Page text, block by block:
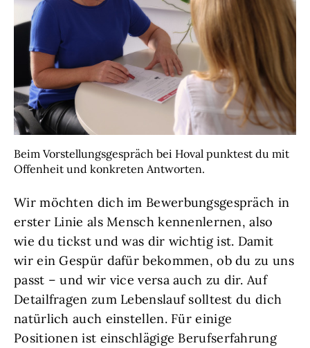
Beim Vorstellungsgespräch bei Hoval punktest du mit
Offenheit und konkreten Antworten.
Wir möchten dich im Bewerbungsgespräch in
erster Linie als Mensch kennenlernen, also
wie du tickst und was dir wichtig ist. Damit
wir ein Gespür dafür bekommen, ob du zu uns
passt – und wir vice versa auch zu dir. Auf
Detailfragen zum Lebenslauf solltest du dich
natürlich auch einstellen. Für einige
Positionen ist einschlägige Berufserfahrung